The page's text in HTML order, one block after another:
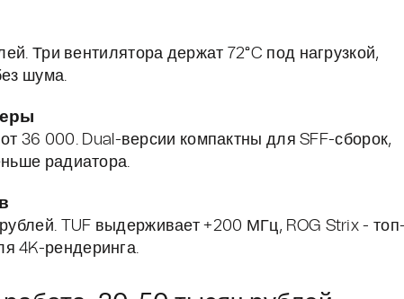
Три вентилятора держат 72°C под нагрузкой,
шума.
36 000. Dual-версии компактны для SFF-сборок,
радиатора.
TUF выдерживает +200 МГц, ROG Strix -
4K-рендеринга.